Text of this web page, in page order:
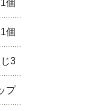
1個
1個
3
プ